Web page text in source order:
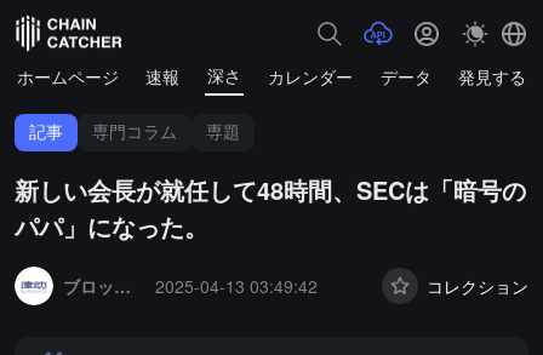
ホームページ 速報 深さ カレンダー データ 発見する
記事 専門コラム 専題
新しい会長が就任して48時間、SECは「暗号の
パパ」になった。
ブロックビーツ
2025-04-13 03:49:42 コレクション